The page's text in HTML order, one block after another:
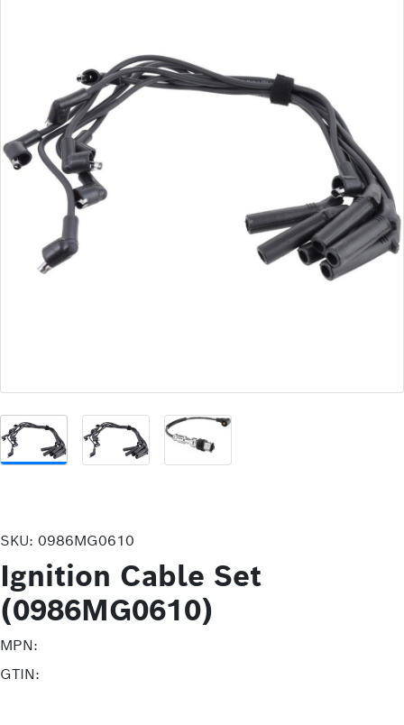
SKU: 0986MG0610
Ignition Cable Set
(0986MG0610)
MPN:
GTIN: